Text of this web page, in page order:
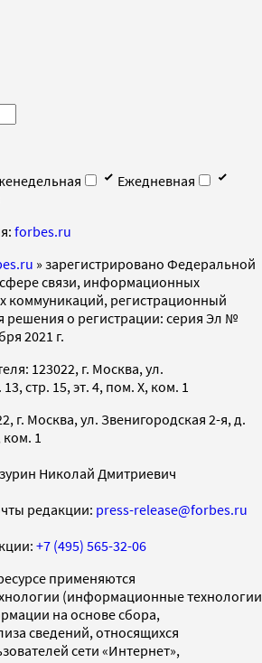
Ежедневная
forbes.ru
» зарегистрировано Федеральной
связи, информационных
коммуникаций, регистрационный
решения о регистрации: серия Эл №
2021 г.
123022, г. Москва, ул.
стр. 15, эт. 4, пом. X, ком. 1
г. Москва, ул. Звенигородская 2-я, д.
ком. 1
Николай Дмитриевич
редакции: press-release@forbes.ru
+7 (495) 565-32-06
применяются
(информационные технологии
на основе сбора,
сведений, относящихся
сети «Интернет»,